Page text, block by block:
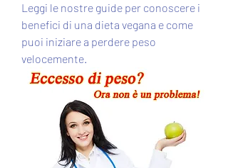
Leggi le nostre guide per conoscere i
benefici di una dieta vegana e come
puoi iniziare a perdere peso
velocemente.